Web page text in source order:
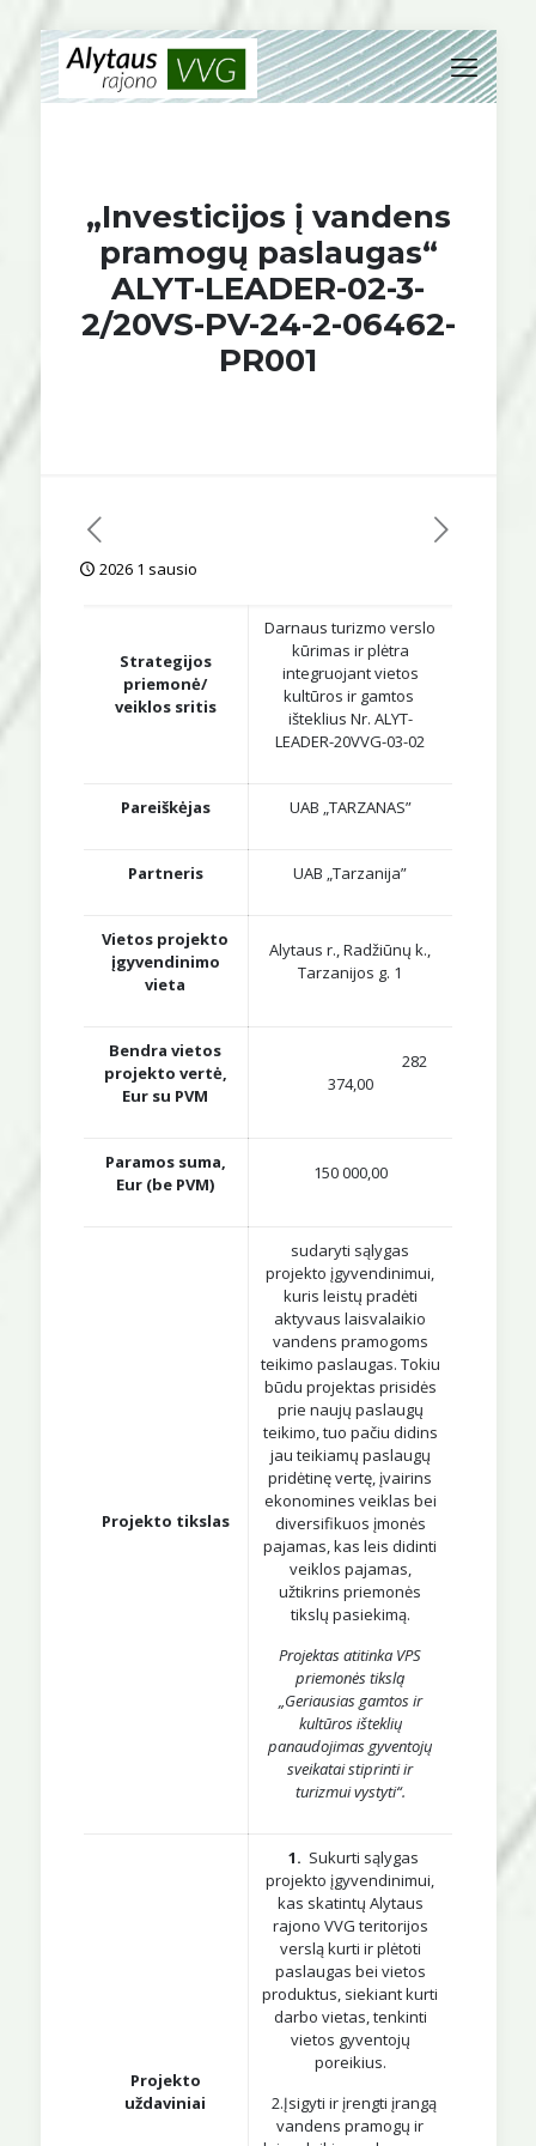
„Investicijos į vandens
pramogų paslaugas“
ALYT-LEADER-02-3-
2/20VS-PV-24-2-06462-
PR001
2026 1 sausio
Strategijos
priemonė/
veiklos sritis
Darnaus turizmo verslo
kūrimas ir plėtra
integruojant vietos
kultūros ir gamtos
išteklius Nr. ALYT-
LEADER-20VVG-03-02
Pareiškėjas UAB „TARZANAS”
Partneris UAB „Tarzanija”
Vietos projekto
įgyvendinimo
vieta
Alytaus r., Radžiūnų k.,
Tarzanijos g. 1
Bendra vietos
projekto vertė,
Eur su PVM
282
374,00
Paramos suma,
Eur (be PVM)
150 000,00
Projekto tikslas
sudaryti sąlygas
projekto įgyvendinimui,
kuris leistų pradėti
aktyvaus laisvalaikio
vandens pramogoms
teikimo paslaugas. Tokiu
būdu projektas prisidės
prie naujų paslaugų
teikimo, tuo pačiu didins
jau teikiamų paslaugų
pridėtinę vertę, įvairins
ekonomines veiklas bei
diversifikuos įmonės
pajamas, kas leis didinti
veiklos pajamas,
užtikrins priemonės
tikslų pasiekimą.
Projektas atitinka VPS
priemonės tikslą
„Geriausias gamtos ir
kultūros išteklių
panaudojimas gyventojų
sveikatai stiprinti ir
turizmui vystyti“.
Projekto
uždaviniai
1. Sukurti sąlygas
projekto įgyvendinimui,
kas skatintų Alytaus
rajono VVG teritorijos
verslą kurti ir plėtoti
paslaugas bei vietos
produktus, siekiant kurti
darbo vietas, tenkinti
vietos gyventojų
poreikius.
2.Įsigyti ir įrengti įrangą
vandens pramogų ir